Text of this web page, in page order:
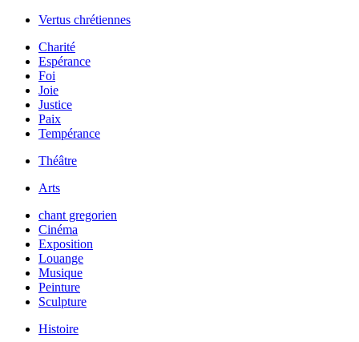
Vertus chrétiennes
Charité
Espérance
Foi
Joie
Justice
Paix
Tempérance
Théâtre
Arts
chant gregorien
Cinéma
Exposition
Louange
Musique
Peinture
Sculpture
Histoire